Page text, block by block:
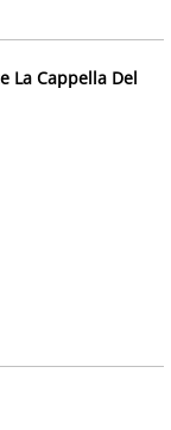
La Cappella Del